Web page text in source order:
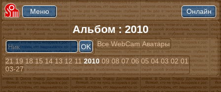
Альбом : 2010
Все WebCam Аватары
21 19 18 15 14 13 12 11 2010 09 08 07 06 05 04 03 02 01
03-27